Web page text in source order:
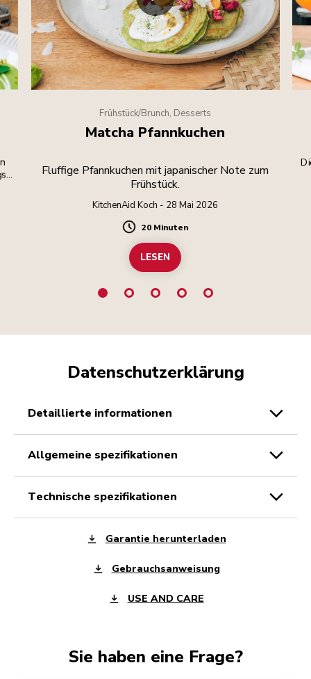
Frühstück/Brunch, Desserts
Matcha Pfannkuchen
Fluffige Pfannkuchen mit japanischer Note zum
Frühstück.
KitchenAid Koch - 28 Mai 2026
Duration
20 Minuten
LESEN
Datenschutzerklärung
detaillierte informationen
allgemeine spezifikationen
technische spezifikationen
Garantie herunterladen
Gebrauchsanweisung
USE AND CARE
Sie haben eine Frage?